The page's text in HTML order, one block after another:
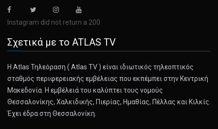
Instagram did not return a 200.
Σχετικά με το ATLAS TV
Η Atlas Τηλεόραση ( Atlas TV ) είναι ιδιωτικός τηλεοπτικός
σταθμός περιφερειακής εμβέλειας που εκπέμπει στην Κεντρική
Μακεδονία. Η εμβέλειά του καλύπτει τους νομούς
Θεσσαλονίκης, Χαλκιδικής, Πιερίας, Ημαθίας, Πέλλας και Κιλκίς.
Έχει έδρα στη Θεσσαλονίκη.